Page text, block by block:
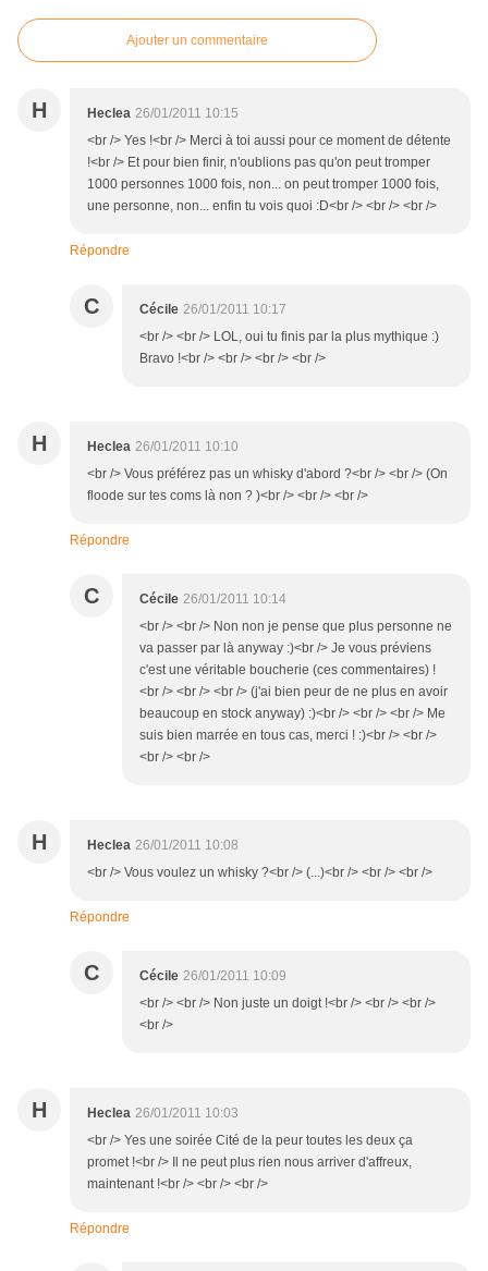
Ajouter un commentaire
H Heclea 26/01/2011 10:15
<br /> Yes !<br /> Merci à toi aussi pour ce moment de détente
!<br /> Et pour bien finir, n'oublions pas qu'on peut tromper
1000 personnes 1000 fois, non... on peut tromper 1000 fois,
une personne, non... enfin tu vois quoi :D<br /> <br /> <br />
Répondre
C Cécile 26/01/2011 10:17
<br /> <br /> LOL, oui tu finis par la plus mythique :)
Bravo !<br /> <br /> <br /> <br />
H Heclea 26/01/2011 10:10
<br /> Vous préférez pas un whisky d'abord ?<br /> <br /> (On
floode sur tes coms là non ? )<br /> <br /> <br />
Répondre
C Cécile 26/01/2011 10:14
<br /> <br /> Non non je pense que plus personne ne
va passer par là anyway :)<br /> Je vous préviens
c'est une véritable boucherie (ces commentaires) !
<br /> <br /> <br /> (j'ai bien peur de ne plus en avoir
beaucoup en stock anyway) :)<br /> <br /> <br /> Me
suis bien marrée en tous cas, merci ! :)<br /> <br />
<br /> <br />
H Heclea 26/01/2011 10:08
<br /> Vous voulez un whisky ?<br /> (...)<br /> <br /> <br />
Répondre
C Cécile 26/01/2011 10:09
<br /> <br /> Non juste un doigt !<br /> <br /> <br />
<br />
H Heclea 26/01/2011 10:03
<br /> Yes une soirée Cité de la peur toutes les deux ça
promet !<br /> Il ne peut plus rien nous arriver d'affreux,
maintenant !<br /> <br /> <br />
Répondre